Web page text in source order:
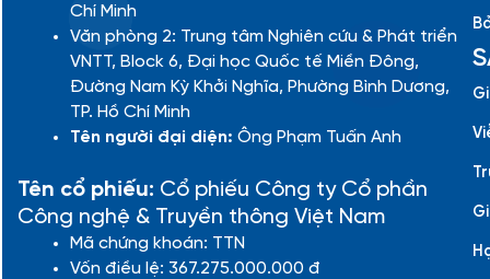
Chí Minh
Văn phòng 2: Trung tâm Nghiên cứu & Phát triển
VNTT, Block 6, Đại học Quốc tế Miền Đông,
Đường Nam Kỳ Khởi Nghĩa, Phường Bình Dương,
TP. Hồ Chí Minh
Tên người đại diện: Ông Phạm Tuấn Anh
Tên cổ phiếu: Cổ phiếu Công ty Cổ phần
Công nghệ & Truyền thông Việt Nam
Mã chứng khoán: TTN
Vốn điều lệ: 367.275.000.000 đ